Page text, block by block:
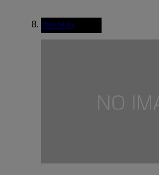
2004.04.09